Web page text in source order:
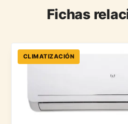
Fichas
CLIMATIZACIÓN